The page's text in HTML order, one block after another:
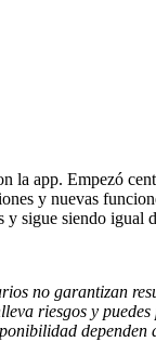
la app. Empezó
y nuevas
y sigue siendo igual
no garantizan
riesgos y
dependen